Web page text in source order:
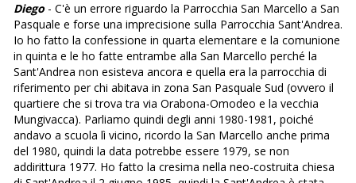
Diego- C'è un errore riguardo la Parrocchia San Marcello a San
Pasquale e forse una imprecisione sulla Parrocchia Sant'Andrea.
Io ho fatto la confessione in quarta elementare e la comunione
in quinta e le ho fatte entrambe alla San Marcello perché la
Sant'Andrea non esisteva ancora e quella era la parrocchia di
riferimento per chi abitava in zona San Pasquale Sud (ovvero il
quartiere che si trova tra via Orabona-Omodeo e la vecchia
Mungivacca). Parliamo quindi degli anni 1980-1981, poiché
andavo a scuola lì vicino, ricordo la San Marcello anche prima
del 1980, quindi la data potrebbe essere 1979, se non
addirittura 1977. Ho fatto la cresima nella neo-costruita chiesa